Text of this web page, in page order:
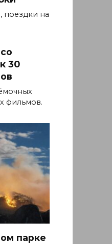
поездки на
30
фильмов.
парке